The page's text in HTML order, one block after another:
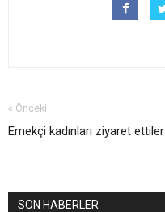
« Önceki
Emekçi kadınları ziyaret ettiler
SON HABERLER